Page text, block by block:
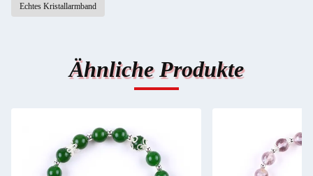
Echtes Kristallarmband
Ähnliche Produkte